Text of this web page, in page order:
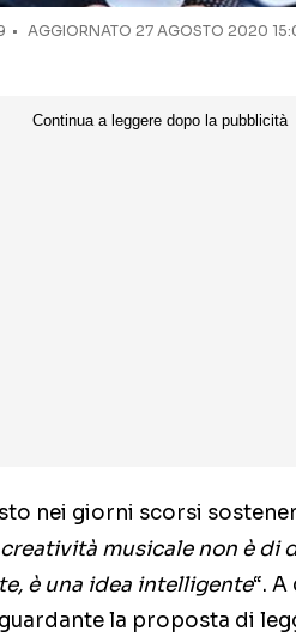
AGGIORNATO 27 AGOSTO 2020
nei giorni scorsi
musicale non è di
è una idea intelligente“.
la proposta di